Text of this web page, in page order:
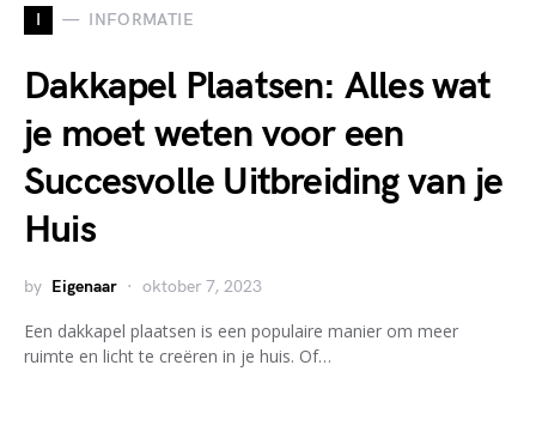
I INFORMATIE
Dakkapel Plaatsen: Alles wat
je moet weten voor een
Succesvolle Uitbreiding van je
Huis
by Eigenaar oktober 7, 2023
Een dakkapel plaatsen is een populaire manier om meer
ruimte en licht te creëren in je huis. Of…